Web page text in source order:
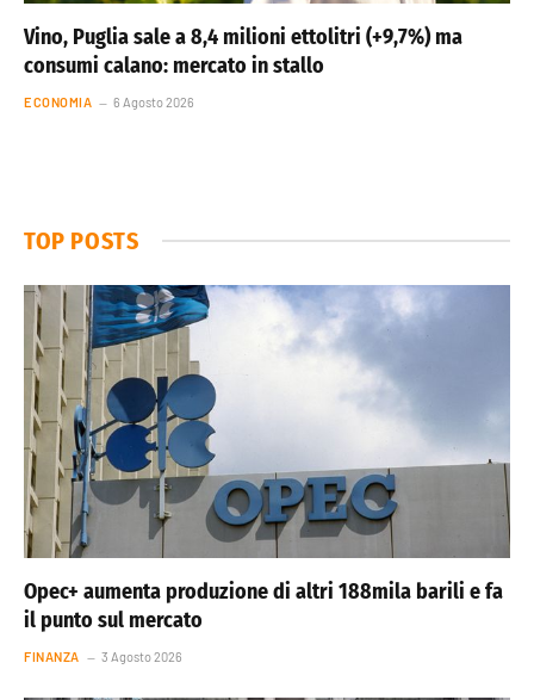
Vino, Puglia sale a 8,4 milioni ettolitri (+9,7%) ma
consumi calano: mercato in stallo
ECONOMIA 6 Agosto 2026
TOP POSTS
Opec+ aumenta produzione di altri 188mila barili e fa
il punto sul mercato
FINANZA 3 Agosto 2026